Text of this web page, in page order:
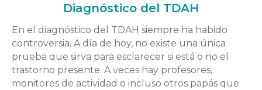
Diagnóstico del TDAH
En el diagnóstico del TDAH siempre ha habido
controversia. A día de hoy, no existe una única
prueba que sirva para esclarecer si está o no el
trastorno presente. A veces hay profesores,
monitores de actividad o incluso otros papás que